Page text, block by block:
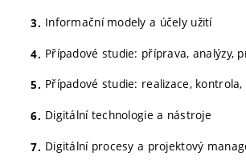
Informační modely a účely užití
Případové studie: příprava, analýzy,
Případové studie: realizace,
Digitální technologie a nástroje
Digitální procesy a projektový